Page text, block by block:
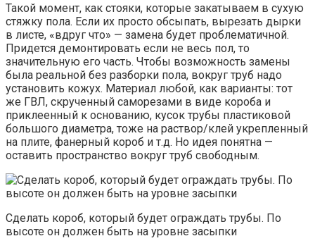
Такой момент, как стояки, которые закатываем в сухую
стяжку пола. Если их просто обсыпать, вырезать дырки
в листе, «вдруг что» — замена будет проблематичной.
Придется демонтировать если не весь пол, то
значительную его часть. Чтобы возможность замены
была реальной без разборки пола, вокруг труб надо
установить кожух. Материал любой, как варианты: тот
же ГВЛ, скрученный саморезами в виде короба и
приклеенный к основанию, кусок трубы пластиковой
большого диаметра, тоже на раствор/клей укрепленный
на плите, фанерный короб и т.д. Но идея понятна —
оставить пространство вокруг труб свободным.
Сделать короб, который будет ограждать трубы. По
высоте он должен быть на уровне засыпки